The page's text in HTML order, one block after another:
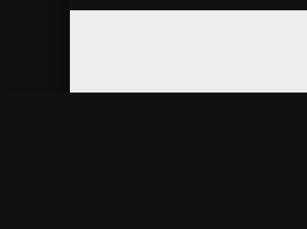
Дело о загадочном
Проект Подиум